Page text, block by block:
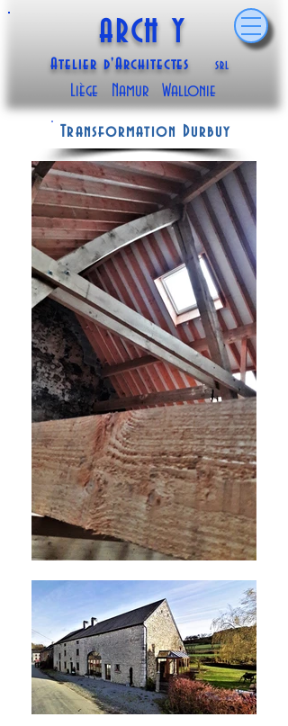
ARCH Y
Atelier d'Architectes SRL
Liège Namur Wallonie
Transformation Durbuy